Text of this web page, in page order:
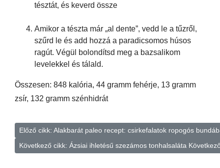
tésztát, és keverd össze
Amikor a tészta már „al dente”, vedd le a tűzről,
szűrd le és add hozzá a paradicsomos húsos
ragút. Végül bolondítsd meg a bazsalikom
levelekkel és tálald.
Összesen: 848 kalória, 44 gramm fehérje, 13 gramm
zsír, 132 gramm szénhidrát
Előző cikk: Alakbarát paleo recept: csirkefalatok ropogós
Következő cikk: Ázsiai ihletésű szezámos tonhalsaláta